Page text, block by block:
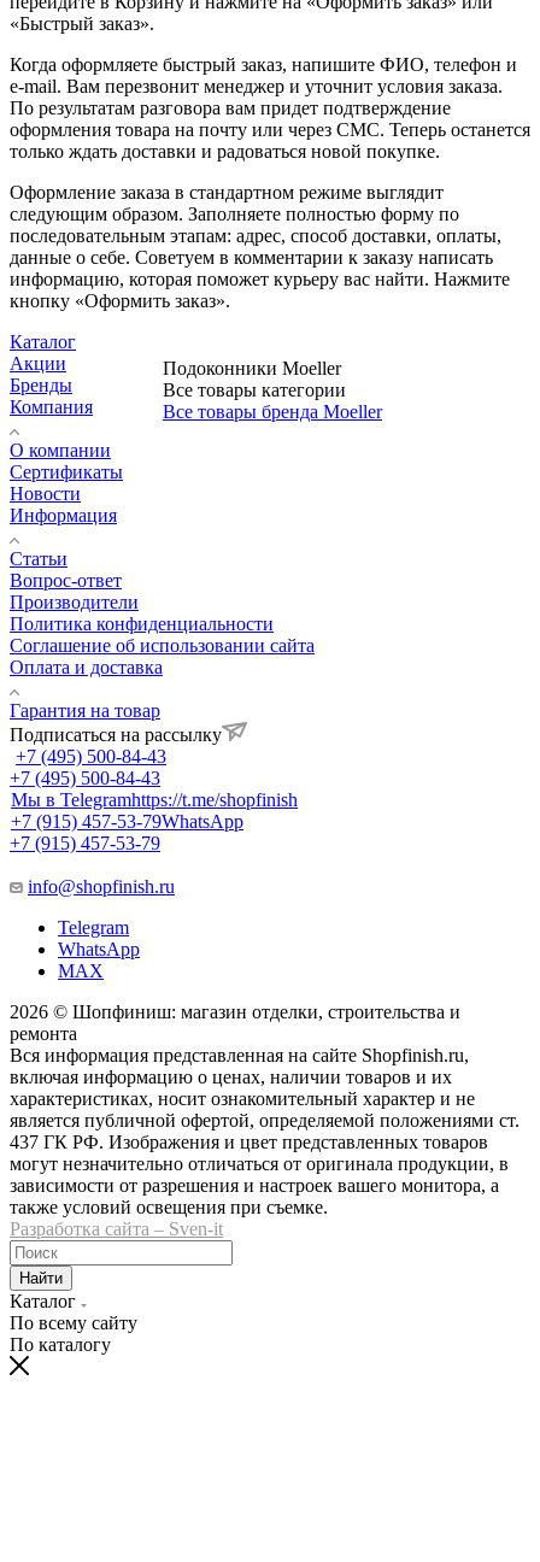
«Быстрый заказ».
Когда оформляете быстрый заказ, напишите ФИО, телефон и
e-mail. Вам перезвонит менеджер и уточнит условия заказа.
По результатам разговора вам придет подтверждение
оформления товара на почту или через СМС. Теперь останется
только ждать доставки и радоваться новой покупке.
Оформление заказа в стандартном режиме выглядит
следующим образом. Заполняете полностью форму по
последовательным этапам: адрес, способ доставки, оплаты,
данные о себе. Советуем в комментарии к заказу написать
информацию, которая поможет курьеру вас найти. Нажмите
кнопку «Оформить заказ».
Подоконники Moeller
Все товары категории
Все товары бренда Moeller
Каталог
Акции
Бренды
Компания
О компании
Сертификаты
Новости
Информация
Статьи
Вопрос-ответ
Производители
Политика конфиденциальности
Соглашение об использовании сайта
Оплата и доставка
Гарантия на товар
Подписаться на рассылку
+7 (495) 500-84-43
+7 (495) 500-84-43
Мы в Telegramhttps://t.me/shopfinish
+7 (915) 457-53-79WhatsApp
+7 (915) 457-53-79
info@shopfinish.ru
Telegram
WhatsApp
MAX
2026 © Шопфиниш: магазин отделки, строительства и
ремонта
Вся информация представленная на сайте Shopfinish.ru,
включая информацию о ценах, наличии товаров и их
характеристиках, носит ознакомительный характер и не
является публичной офертой, определяемой положениями ст.
437 ГК РФ. Изображения и цвет представленных товаров
могут незначительно отличаться от оригинала продукции, в
зависимости от разрешения и настроек вашего монитора, а
также условий освещения при съемке.
Разработка сайта – Sven-it
Найти
Каталог
По всему сайту
По каталогу